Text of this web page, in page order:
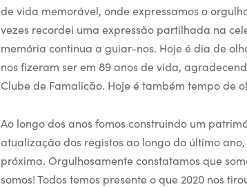
de vida memorável, onde expressamos o
vezes recordei uma expressão partilhada na
memória continua a guiar-nos. Hoje é dia de
nos fizeram ser em 89 anos de vida,
Clube de Famalicão. Hoje é também tempo de
Ao longo dos anos fomos construindo um
atualização dos registos ao longo do último
próxima. Orgulhosamente constatamos que
somos! Todos temos presente o que 2020 nos